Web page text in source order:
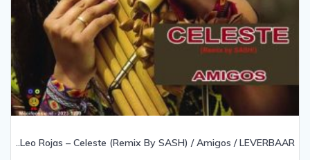
..Leo Rojas – Celeste (Remix By SASH) / Amigos / LEVERBAAR